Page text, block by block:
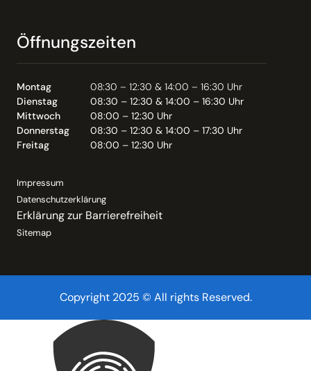
Öffnungszeiten
Montag
08:30 – 12:30 & 14:00 – 16:30 Uhr
Dienstag
08:30 – 12:30 & 14:00 – 16:30 Uhr
Mittwoch
08:00 – 12:30 Uhr
Donnerstag
08:30 – 12:30 & 14:00 – 17:30 Uhr
Freitag
08:00 – 12:30 Uhr
Impressum
Datenschutzerklärung
Erklärung zur Barrierefreiheit
Sitemap
Copyright 2025 © All rights Reserved.